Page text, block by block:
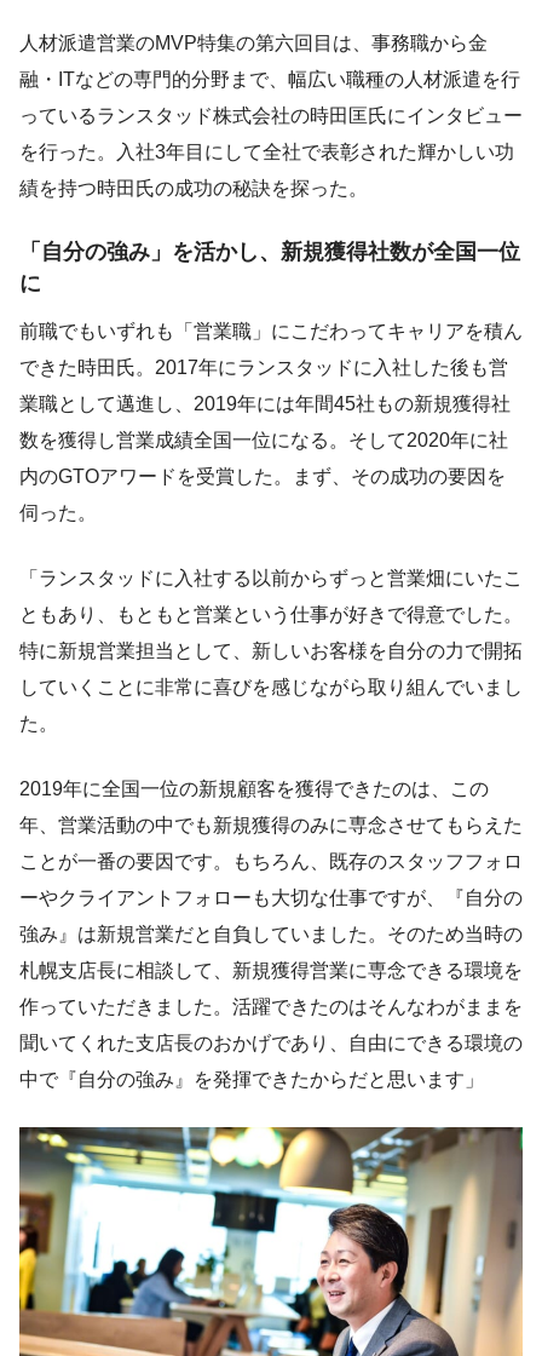
人材派遣営業のMVP特集の第六回目は、事務職から金
融・ITなどの専門的分野まで、幅広い職種の人材派遣を行
っているランスタッド株式会社の時田匡氏にインタビュー
を行った。入社3年目にして全社で表彰された輝かしい功
績を持つ時田氏の成功の秘訣を探った。
「自分の強み」を活かし、新規獲得社数が全国一位
に
前職でもいずれも「営業職」にこだわってキャリアを積ん
できた時田氏。2017年にランスタッドに入社した後も営
業職として邁進し、2019年には年間45社もの新規獲得社
数を獲得し営業成績全国一位になる。そして2020年に社
内のGTOアワードを受賞した。まず、その成功の要因を
伺った。
「ランスタッドに入社する以前からずっと営業畑にいたこ
ともあり、もともと営業という仕事が好きで得意でした。
特に新規営業担当として、新しいお客様を自分の力で開拓
していくことに非常に喜びを感じながら取り組んでいまし
た。
2019年に全国一位の新規顧客を獲得できたのは、この
年、営業活動の中でも新規獲得のみに専念させてもらえた
ことが一番の要因です。もちろん、既存のスタッフフォロ
ーやクライアントフォローも大切な仕事ですが、『自分の
強み』は新規営業だと自負していました。そのため当時の
札幌支店長に相談して、新規獲得営業に専念できる環境を
作っていただきました。活躍できたのはそんなわがままを
聞いてくれた支店長のおかげであり、自由にできる環境の
中で『自分の強み』を発揮できたからだと思います」